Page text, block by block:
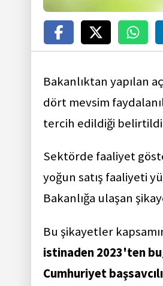
Bakanlıktan yapılan
dört mevsim
tercih edildiği
Sektörde faaliyet
yoğun satış faaliyeti
Bakanlığa ulaşan
Bu şikayetler
istinaden 2023'ten
Cumhuriyet